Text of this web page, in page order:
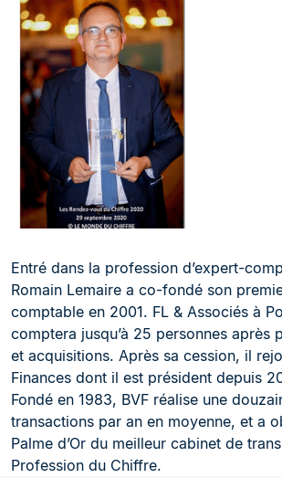
Entré dans la profession d’expert-
Romain Lemaire a co-fondé son
comptable en 2001. FL & Associés à
comptera jusqu’à 25 personnes après
et acquisitions. Après sa cession, il
Finances dont il est président depuis
Fondé en 1983, BVF réalise une
transactions par an en moyenne, et a
Palme d’Or du meilleur cabinet de
Profession du Chiffre.